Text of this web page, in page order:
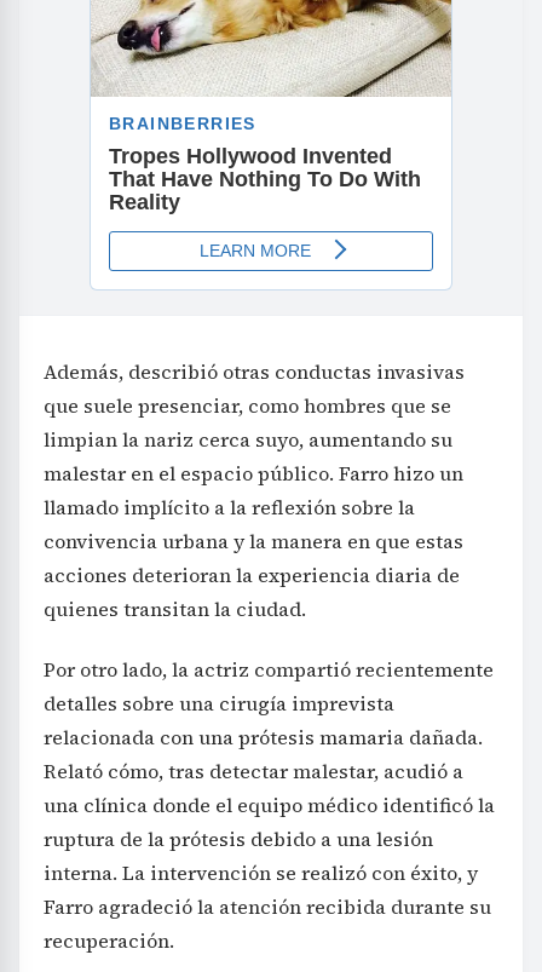
Además, describió otras conductas invasivas
que suele presenciar, como hombres que se
limpian la nariz cerca suyo, aumentando su
malestar en el espacio público. Farro hizo un
llamado implícito a la reflexión sobre la
convivencia urbana y la manera en que estas
acciones deterioran la experiencia diaria de
quienes transitan la ciudad.
Por otro lado, la actriz compartió recientemente
detalles sobre una cirugía imprevista
relacionada con una prótesis mamaria dañada.
Relató cómo, tras detectar malestar, acudió a
una clínica donde el equipo médico identificó la
ruptura de la prótesis debido a una lesión
interna. La intervención se realizó con éxito, y
Farro agradeció la atención recibida durante su
recuperación.